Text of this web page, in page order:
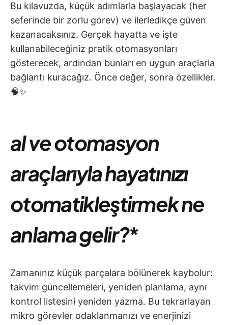
Bu kılavuzda, küçük adımlarla başlayacak (her
seferinde bir zorlu görev) ve ilerledikçe güven
kazanacaksınız. Gerçek hayatta ve işte
kullanabileceğiniz pratik otomasyonları
gösterecek, ardından bunları en uygun araçlarla
bağlantı kuracağız. Önce değer, sonra özellikler.
🧠✨
aI ve otomasyon
araçlarıyla hayatınızı
otomatikleştirmek ne
anlama gelir?*
Zamanınız küçük parçalara bölünerek kaybolur:
takvim güncellemeleri, yeniden planlama, aynı
kontrol listesini yeniden yazma. Bu tekrarlayan
mikro görevler odaklanmanızı ve enerjinizi